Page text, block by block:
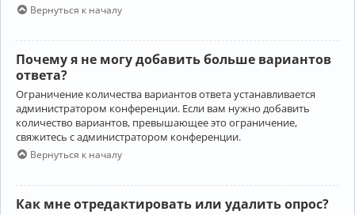
Вернуться к началу
Почему я не могу добавить больше вариантов
ответа?
Ограничение количества вариантов ответа устанавливается
администратором конференции. Если вам нужно добавить
количество вариантов, превышающее это ограничение,
свяжитесь с администратором конференции.
Вернуться к началу
Как мне отредактировать или удалить опрос?